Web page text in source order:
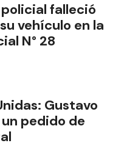
falleció
vehículo en la
N° 28
Gustavo
pedido de